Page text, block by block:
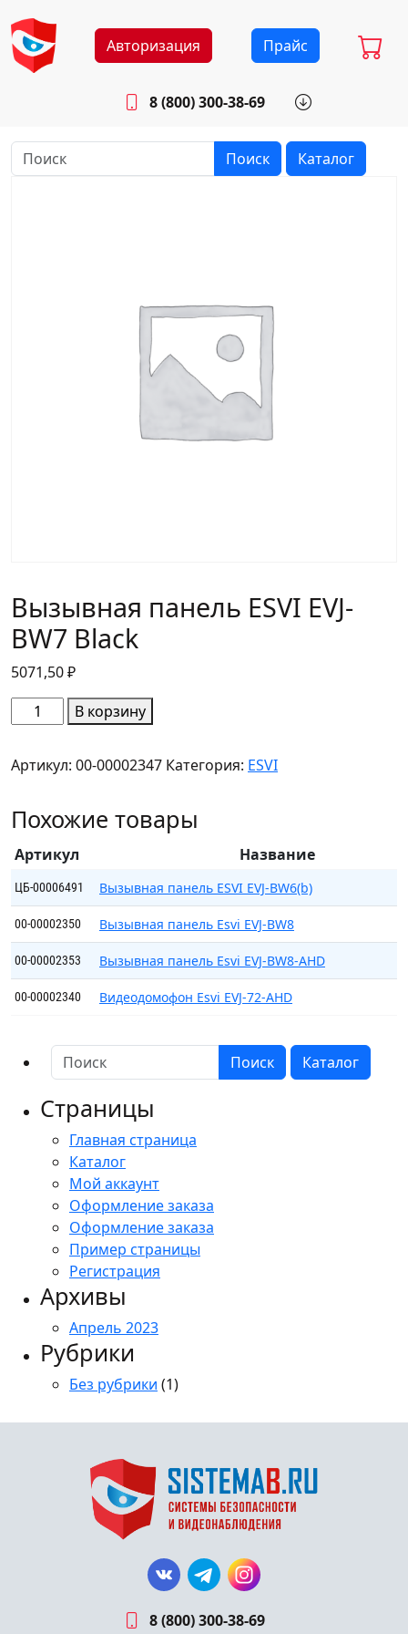
Авторизация Прайс
8 (800) 300-38-69
Будни: 8.30 - 17.00
Поиск Каталог
Вызывная панель ESVI EVJ-
BW7 Black
5071,50₽
Количество
товара
панель
EVJ-
Black
В корзину
Артикул: 00-00002347 Категория: ESVI
Похожие товары
Артикул Название
ЦБ-00006491 Вызывная панель ESVI EVJ-BW6(b)
00-00002350 Вызывная панель Esvi EVJ-BW8
00-00002353 Вызывная панель Esvi EVJ-BW8-AHD
00-00002340 Видеодомофон Esvi EVJ-72-AHD
Поиск Каталог
Страницы
Главная страница
Каталог
Мой аккаунт
Оформление заказа
Оформление заказа
Пример страницы
Регистрация
Архивы
Апрель 2023
Рубрики
Без рубрики (1)
8 (800) 300-38-69